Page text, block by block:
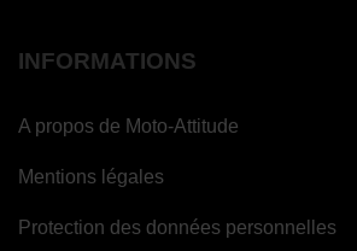
INFORMATIONS
A propos de Moto-Attitude
Mentions légales
Protection des données personnelles